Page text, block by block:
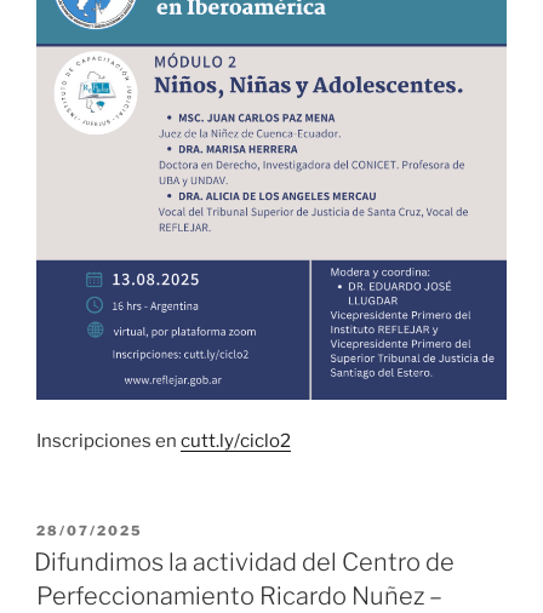
Inscripciones en cutt.ly/ciclo2
PUBLICADO
EL
28/07/2025
Difundimos la actividad del Centro de
Perfeccionamiento Ricardo Nuñez –